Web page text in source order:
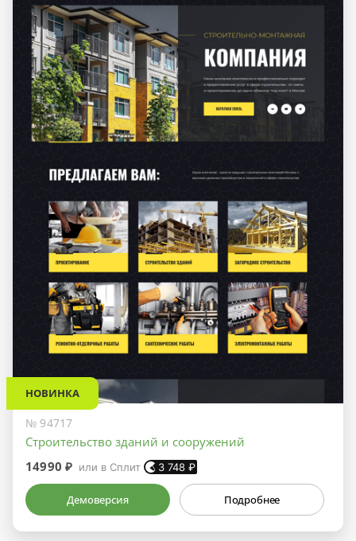
НОВИНКА
№ 94717
Строительство зданий и сооружений
14990 ₽ или в Сплит 3 748 ₽
Демоверсия Подробнее